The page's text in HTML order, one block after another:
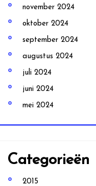
november 2024
oktober 2024
september 2024
augustus 2024
juli 2024
juni 2024
mei 2024
Categorieën
2015